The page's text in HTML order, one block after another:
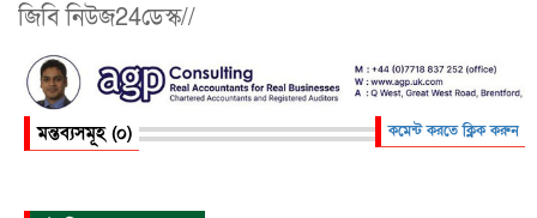
জিবি নিউজ24ডেস্ক//
মন্তব্যসমূহ (০) কমেন্ট করতে ক্লিক করুন